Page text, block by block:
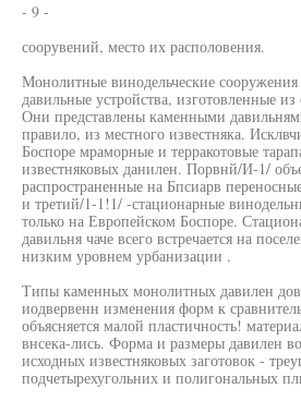
- 9 -
соорувений, место их располовения.
Монолитные винодельческие сооружения
давильные устройства, изготовленные
Они представлены каменными
правило, из местного известняка.
Боспоре мраморные и терракотовые
известняковых данилен. Порвнй/И-1/
распространенные на Бпсиарв
и третий/1-1!1/ -стационарные
только на Европейском Боспоре.
давильня чаче всего встречается на
низким уровнем урбанизации .
Типы каменных монолитных давилен
иодвервенн изменения форм к
объясняется малой пластичность!
внсека-лись. Форма и размеры давилен
исходных известняковых заготовок -
подчетырехугольних и полигональных